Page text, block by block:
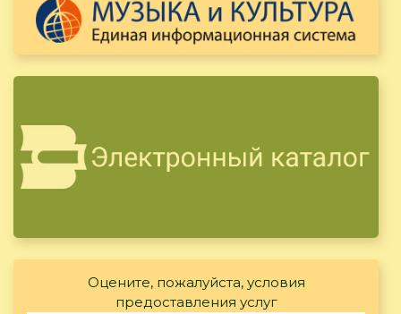
Оцените, пожалуйста, условия
предоставления услуг